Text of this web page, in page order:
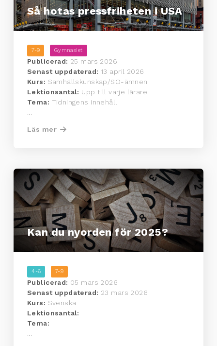
Så hotas pressfriheten i USA
7-9 Gymnasiet
Publicerad: 25 mars 2026
Senast uppdaterad: 13 april 2026
Kurs: Samhällskunskap/SO-ämnen
Lektionsantal: Upp till varje lärare
Tema: Tidningens innehåll
Läs mer
Kan du nyorden för 2025?
4-6 7-9
Publicerad: 05 mars 2026
Senast uppdaterad: 23 mars 2026
Kurs: Svenska
Lektionsantal:
Tema:
...